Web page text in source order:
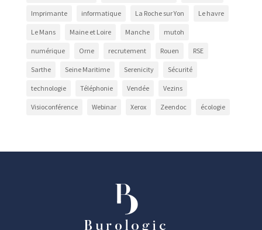
Imprimante informatique La Roche sur Yon Le havre
Le Mans Maine et Loire Manche mutoh
numérique Orne recrutement Rouen RSE
Sarthe Seine Maritime Serenicity Sécurité
technologie Téléphonie Vendée Vezins
Visioconférence Webinar Xerox Zeendoc écologie